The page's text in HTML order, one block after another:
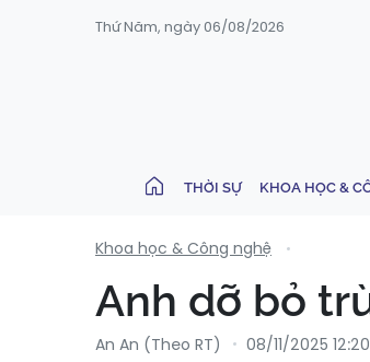
Thứ Năm, ngày 06/08/2026
THỜI SỰ KHOA HỌC &
Khoa học & Công nghệ
Anh dỡ bỏ
An An (Theo RT) 08/11/2025 12:20